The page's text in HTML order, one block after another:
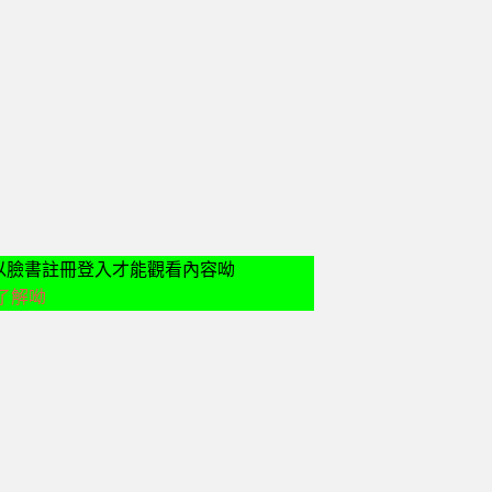
書註冊登入才能觀看內容呦
解呦